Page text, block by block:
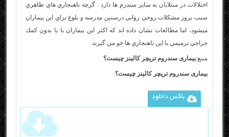
اختلالات در مبتلايان به ساير سندرم ها دارد . گرچه ناهنجاري هاي ظاهري
سبب بروز مشكلات روحي رواني درسنين مدرسه و بلوغ براي اين بيماران
ميشود، اما مطالعات نشان داده اند كه اكثر اين بيماران با يا بدون كمك
جراحي ترميمي با اين ناهنجاري ها خو مي گيرند.
منبع:بیماری سندروم تریچر کالینز چیست؟
بیماری سندروم تریچر کالینز چیست؟
باکس دانلود